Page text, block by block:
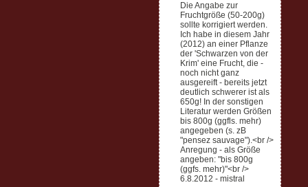
Die Angabe zur
Fruchtgröße (50-200g)
sollte korrigiert werden.
Ich habe in diesem Jahr
(2012) an einer Pflanze
der 'Schwarzen von der
Krim' eine Frucht, die -
noch nicht ganz
ausgereift - bereits jetzt
deutlich schwerer ist als
650g! In der sonstigen
Literatur werden Größen
bis 800g (ggfls. mehr)
angegeben (s. zB
"pensez sauvage").<br />
Anregung - als Größe
angeben: "bis 800g
(ggfs. mehr)"<br />
6.8.2012 - mistral